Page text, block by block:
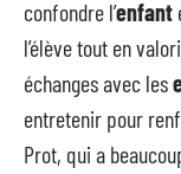
confondre l’enfant
l’élève tout en
échanges avec les
entretenir pour
Prot, qui a